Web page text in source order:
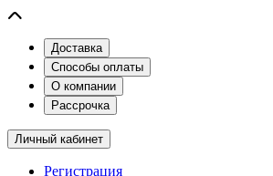
Доставка
Способы оплаты
О компании
Рассрочка
Личный кабинет
Регистрация